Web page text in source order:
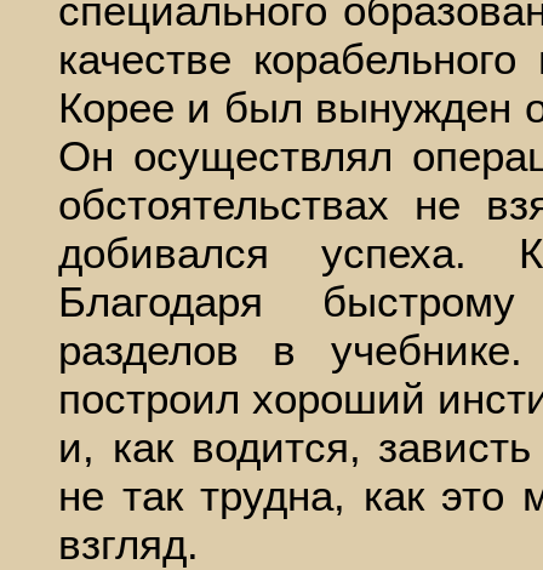
специального
качестве
Корее и был вынужден
Он осуществлял
обстоятельствах не
добивался успеха.
Благодаря
разделов в
построил хороший
и, как водится,
не так трудна, как это
взгляд.